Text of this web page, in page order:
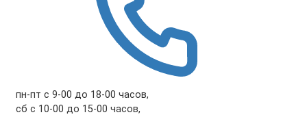
пн-пт с 9-00 до 18-00 часов,
сб с 10-00 до 15-00 часов,